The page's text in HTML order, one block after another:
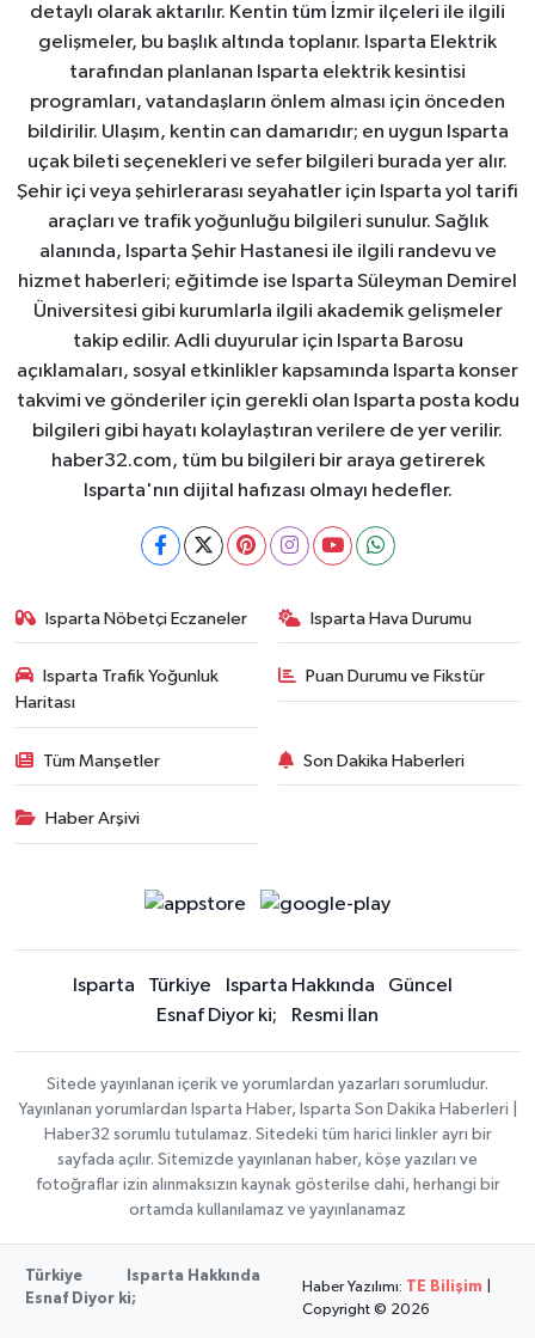
detaylı olarak aktarılır. Kentin tüm İzmir ilçeleri ile ilgili
gelişmeler, bu başlık altında toplanır. Isparta Elektrik
tarafından planlanan Isparta elektrik kesintisi
programları, vatandaşların önlem alması için önceden
bildirilir. Ulaşım, kentin can damarıdır; en uygun Isparta
uçak bileti seçenekleri ve sefer bilgileri burada yer alır.
Şehir içi veya şehirlerarası seyahatler için Isparta yol tarifi
araçları ve trafik yoğunluğu bilgileri sunulur. Sağlık
alanında, Isparta Şehir Hastanesi ile ilgili randevu ve
hizmet haberleri; eğitimde ise Isparta Süleyman Demirel
Üniversitesi gibi kurumlarla ilgili akademik gelişmeler
takip edilir. Adli duyurular için Isparta Barosu
açıklamaları, sosyal etkinlikler kapsamında Isparta konser
takvimi ve gönderiler için gerekli olan Isparta posta kodu
bilgileri gibi hayatı kolaylaştıran verilere de yer verilir.
haber32.com, tüm bu bilgileri bir araya getirerek
Isparta'nın dijital hafızası olmayı hedefler.
Isparta Nöbetçi Eczaneler Isparta Hava Durumu
Isparta Trafik Yoğunluk
Haritası
Puan Durumu ve Fikstür
Tüm Manşetler Son Dakika Haberleri
Haber Arşivi
Isparta Türkiye Isparta Hakkında
Güncel
Esnaf Diyor ki;
Resmi İlan
Sitede yayınlanan içerik ve yorumlardan yazarları sorumludur.
Yayınlanan yorumlardan Isparta Haber, Isparta Son Dakika Haberleri |
Haber32 sorumlu tutulamaz. Sitedeki tüm harici linkler ayrı bir
sayfada açılır. Sitemizde yayınlanan haber, köşe yazıları ve
fotoğraflar izin alınmaksızın kaynak gösterilse dahi, herhangi bir
ortamda kullanılamaz ve yayınlanamaz
Türkiye
Isparta Hakkında
Esnaf Diyor ki;
Haber Yazılımı: TE Bilişim
Copyright © 2026